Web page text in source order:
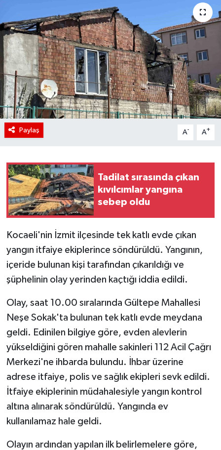
Paylaş A- A+
Tadilat sırasında çıkan
kıvılcımlar yangına
sebep oldu
Kocaeli'nin İzmit ilçesinde tek katlı evde çıkan
yangın itfaiye ekiplerince söndürüldü. Yangının,
içeride bulunan kişi tarafından çıkarıldığı ve
şüphelinin olay yerinden kaçtığı iddia edildi.
Olay, saat 10.00 sıralarında Gültepe Mahallesi
Neşe Sokak'ta bulunan tek katlı evde meydana
geldi. Edinilen bilgiye göre, evden alevlerin
yükseldiğini gören mahalle sakinleri 112 Acil Çağrı
Merkezi'ne ihbarda bulundu. İhbar üzerine
adrese itfaiye, polis ve sağlık ekipleri sevk edildi.
İtfaiye ekiplerinin müdahalesiyle yangın kontrol
altına alınarak söndürüldü. Yangında ev
kullanılamaz hale geldi.
Olayın ardından yapılan ilk belirlemelere göre,